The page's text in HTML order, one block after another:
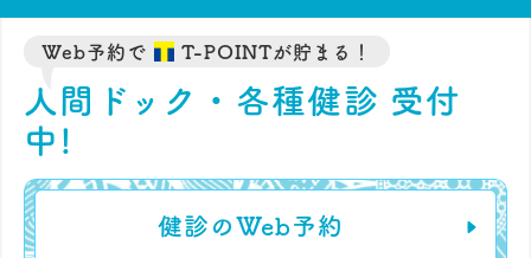
Web予約で T-POINTが貯まる！
人間ドック・各種健診 受付
中!
健診のWeb予約